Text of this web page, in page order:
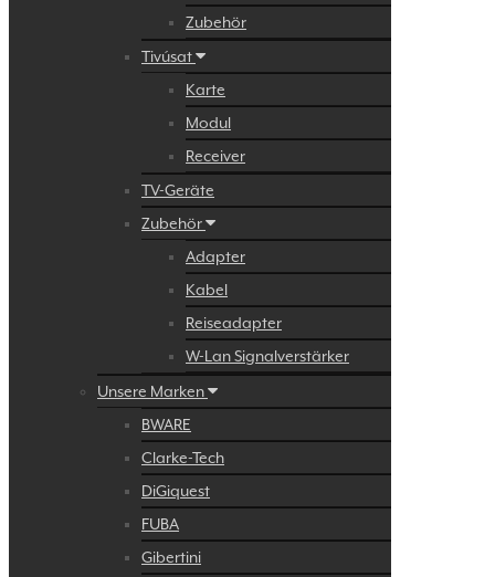
Zubehör
Tivúsat
Karte
Modul
Receiver
TV-Geräte
Zubehör
Adapter
Kabel
Reiseadapter
W-Lan Signalverstärker
Unsere Marken
BWARE
Clarke-Tech
DiGiquest
FUBA
Gibertini